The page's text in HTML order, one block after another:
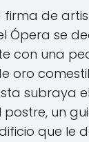
firma de
Ópera se
con una
oro
subraya
un
que le